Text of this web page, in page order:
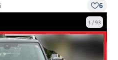
6
1 /93